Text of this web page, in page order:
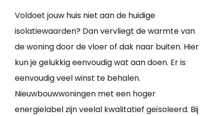
Voldoet jouw huis niet aan de huidige
isolatiewaarden? Dan vervliegt de warmte van
de woning door de vloer of dak naar buiten. Hier
kun je gelukkig eenvoudig wat aan doen. Er is
eenvoudig veel winst te behalen.
Nieuwbouwwoningen met een hoger
energielabel zijn veelal kwalitatief geïsoleerd. Bij